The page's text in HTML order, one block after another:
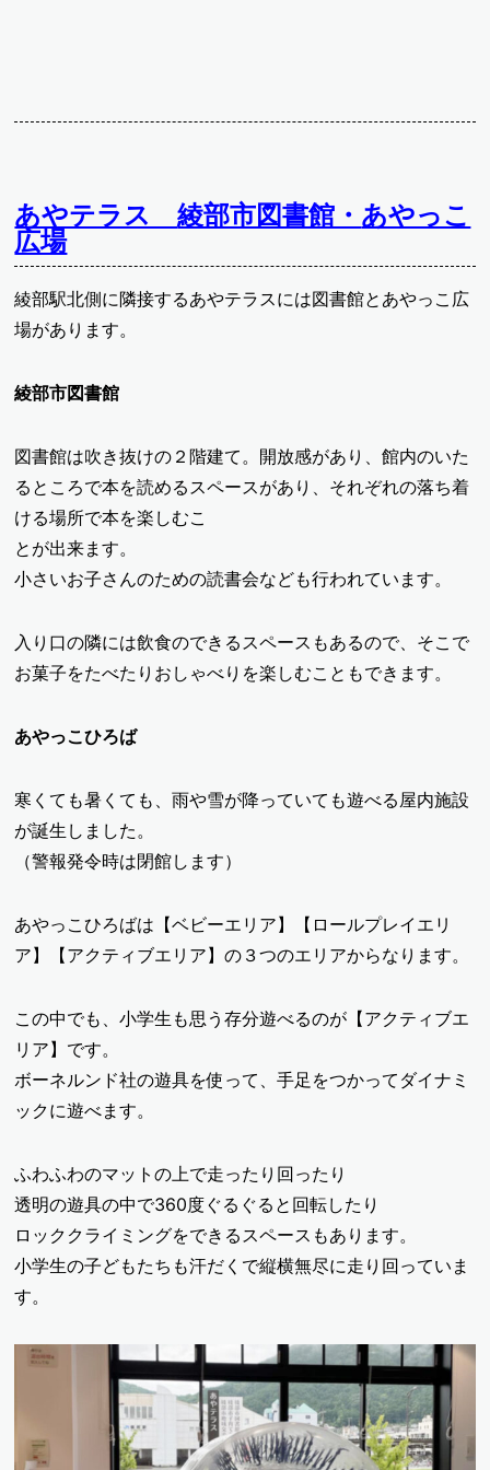
あやテラス綾部市図書館・ あやっこ
広場
綾部駅北側に隣接するあやテラスには図書館とあやっこ広
場があります。
綾部市図書館
図書館は吹き抜けの２階建て。開放感があり、館内のいた
るところで本を読めるスペースがあり、それぞれの落ち着
ける場所で本を楽しむこ
とが出来ます。
小さいお子さんのための読書会なども行われています。
入り口の隣には飲食のできるスペースもあるので、そこで
お菓子をたべたりおしゃべりを楽しむこともできます。
あやっこひろば
寒くても暑くても、雨や雪が降っていても遊べる屋内施設
が誕生しました。
（警報発令時は閉館します）
あやっこひろばは【ベビーエリア】【ロールプレイエリ
ア】【アクティブエリア】の３つのエリアからなります。
この中でも、小学生も思う存分遊べるのが【アクティブエ
リア】です。
ボーネルンド社の遊具を使って、手足をつかってダイナミ
ックに遊べます。
ふわふわのマットの上で走ったり回ったり
透明の遊具の中で360度ぐるぐると回転したり
ロッククライミングをできるスペースもあります。
小学生の子どもたちも汗だくで縦横無尽に走り回っていま
す。